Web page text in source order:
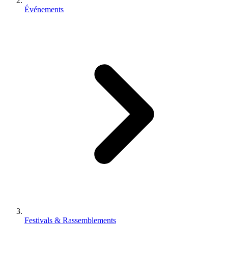
Événements
Festivals & Rassemblements